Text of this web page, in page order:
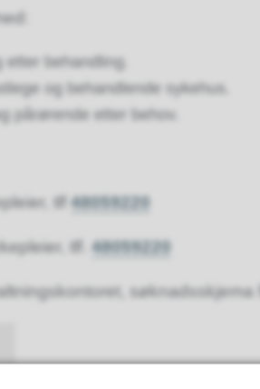
behandling.
og behandlende sykehus.
pårørende etter behov.
tlf 48059220
tlf. 48059220
søknadsskjema